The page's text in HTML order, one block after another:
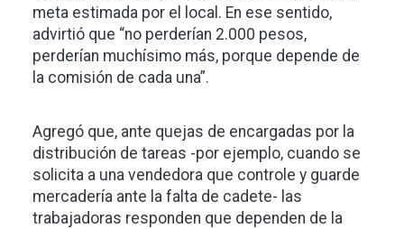
meta estimada por el local. En ese sentido,
advirtió que “no perderían 2.000 pesos,
perderían muchísimo más, porque depende de
la comisión de cada una”.
Agregó que, ante quejas de encargadas por la
distribución de tareas -por ejemplo, cuando se
solicita a una vendedora que controle y guarde
mercadería ante la falta de cadete- las
trabajadoras responden que dependen de la